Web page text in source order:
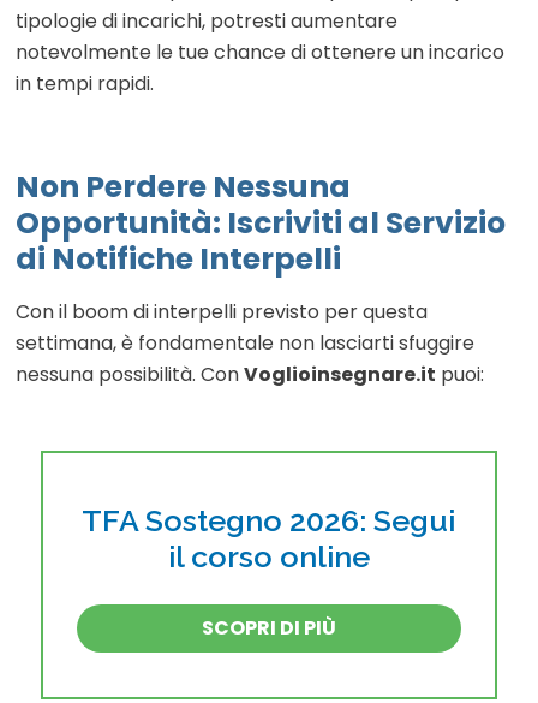
tipologie di incarichi, potresti aumentare
notevolmente le tue chance di ottenere un incarico
in tempi rapidi.
Non Perdere Nessuna
Opportunità: Iscriviti al Servizio
di Notifiche Interpelli
Con il boom di interpelli previsto per questa
settimana, è fondamentale non lasciarti sfuggire
nessuna possibilità. ConVoglioinsegnare.it puoi:
TFA Sostegno 2026: Segui
il corso online
SCOPRI DI PIÙ